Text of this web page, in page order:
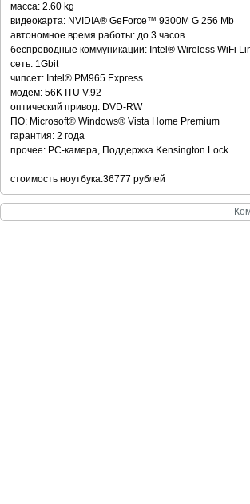
масса: 2.60 kg
видеокарта: NVIDIA® GeForce™ 9300M G 256 Mb
автономное время работы: до 3 часов
беспроводные коммуникации: Intel® Wireless WiFi
сеть: 1Gbit
чипсет: Intel® PM965 Express
модем: 56K ITU V.92
оптический привод: DVD-RW
ПО: Microsoft® Windows® Vista Home Premium
гарантия: 2 года
прочее: PC-камера, Поддержка Kensington Lock
стоимость ноутбука:36777 рублей